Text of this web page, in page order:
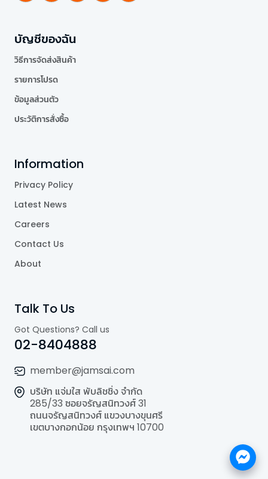
บัญชีของฉัน
วิธีการจัดส่งสินค้า
รายการโปรด
ข้อมูลส่วนตัว
ประวัติการสั่งซื้อ
Information
Privacy Policy
Latest News
Careers
Contact Us
About
Talk To Us
Got Questions? Call us
02-8404888
member@jamsai.com
บริษัท แจ่มใส พับลิชชิ่ง จำกัด
285/33 ซอยจรัญสนิทวงศ์ 31
ถนนจรัญสนิทวงศ์ แขวงบางขุนศรี
เขตบางกอกน้อย กรุงเทพฯ 10700